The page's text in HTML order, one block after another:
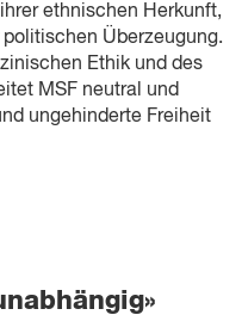
ethnischen Herkunft,
Überzeugung.
Ethik und des
MSF neutral und
ungehinderte Freiheit